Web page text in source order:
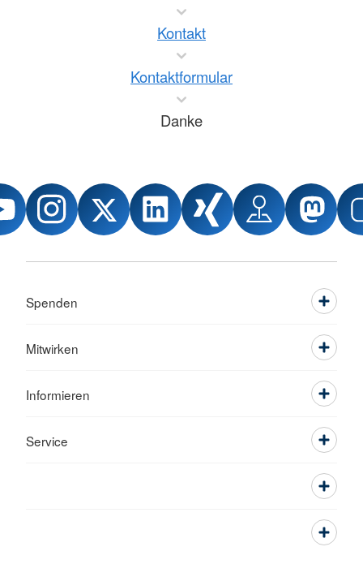
Kontakt
Kontaktformular
Danke
Spenden
Mitwirken
Informieren
Service